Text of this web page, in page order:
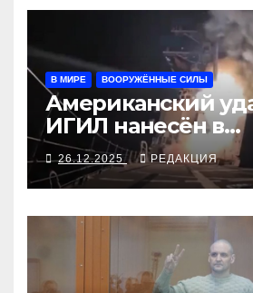
В МИРЕ ВООРУЖЁННЫЕ СИЛЫ
Американский
ИГИЛ нанесён в
координации с
26.12.2025 РЕДАКЦИЯ